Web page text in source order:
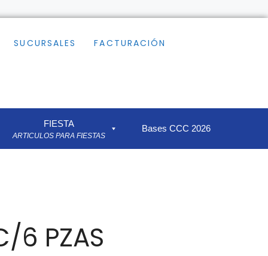
SUCURSALES FACTURACIÓN
FIESTA
ARTICULOS PARA FIESTAS
Bases CCC 2026
6 PZAS